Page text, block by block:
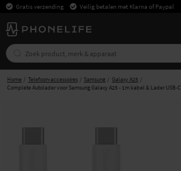
Gratis verzending Veilig betalen met Klarna of Paypal
Home Telefoon-accessoires Samsung
Galaxy A25
Complete Autolader voor Samsung Galaxy A25 - 1m kabel & Lader USB-C